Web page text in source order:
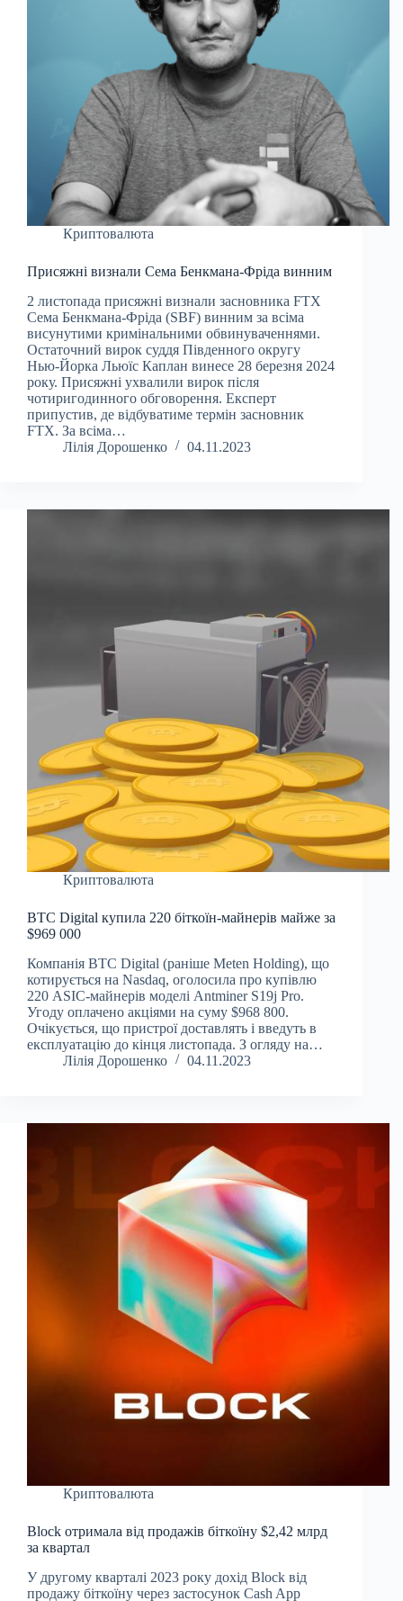
Криптовалюта
Присяжні визнали Сема Бенкмана-Фріда винним
2 листопада присяжні визнали засновника FTX
Сема Бенкмана-Фріда (SBF) винним за всіма
висунутими кримінальними обвинуваченнями.
Остаточний вирок суддя Південного округу
Нью-Йорка Льюїс Каплан винесе 28 березня 2024
року. Присяжні ухвалили вирок після
чотиригодинного обговорення. Експерт
припустив, де відбуватиме термін засновник
FTX. За всіма…
Лілія Дорошенко
04.11.2023
Криптовалюта
BTC Digital купила 220 біткоїн-майнерів майже за
$969 000
Компанія BTC Digital (раніше Meten Holding), що
котирується на Nasdaq, оголосила про купівлю
220 ASIC-майнерів моделі Antminer S19j Pro.
Угоду оплачено акціями на суму $968 800.
Очікується, що пристрої доставлять і введуть в
експлуатацію до кінця листопада. З огляду на…
Лілія Дорошенко
04.11.2023
Криптовалюта
Block отримала від продажів біткоїну $2,42 млрд
за квартал
У другому кварталі 2023 року дохід Block від
продажу біткоїну через застосунок Cash App